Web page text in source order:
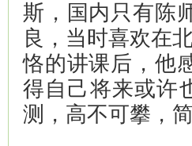
斯，国内只有陈
良，当时喜欢在
恪的讲课后，他
得自己将来或许
测，高不可攀，